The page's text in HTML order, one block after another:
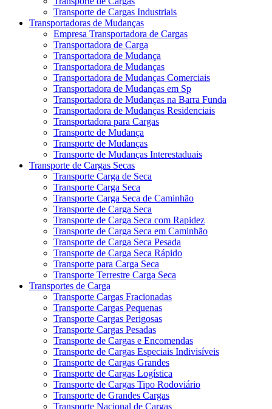
Transporte de Cargas Industriais
Transportadoras de Mudanças
Empresa Transportadora de Cargas
Transportadora de Carga
Transportadora de Mudança
Transportadora de Mudanças
Transportadora de Mudanças Comerciais
Transportadora de Mudanças em Sp
Transportadora de Mudanças na Barra Funda
Transportadora de Mudanças Residenciais
Transportadora para Cargas
Transporte de Mudança
Transporte de Mudanças
Transporte de Mudanças Interestaduais
Transporte de Cargas Secas
Transporte Carga de Seca
Transporte Carga Seca
Transporte Carga Seca de Caminhão
Transporte de Carga Seca
Transporte de Carga Seca com Rapidez
Transporte de Carga Seca em Caminhão
Transporte de Carga Seca Pesada
Transporte de Carga Seca Rápido
Transporte para Carga Seca
Transporte Terrestre Carga Seca
Transportes de Carga
Transporte Cargas Fracionadas
Transporte Cargas Pequenas
Transporte Cargas Perigosas
Transporte Cargas Pesadas
Transporte de Cargas e Encomendas
Transporte de Cargas Especiais Indivisíveis
Transporte de Cargas Grandes
Transporte de Cargas Logística
Transporte de Cargas Tipo Rodoviário
Transporte de Grandes Cargas
Transporte Nacional de Cargas